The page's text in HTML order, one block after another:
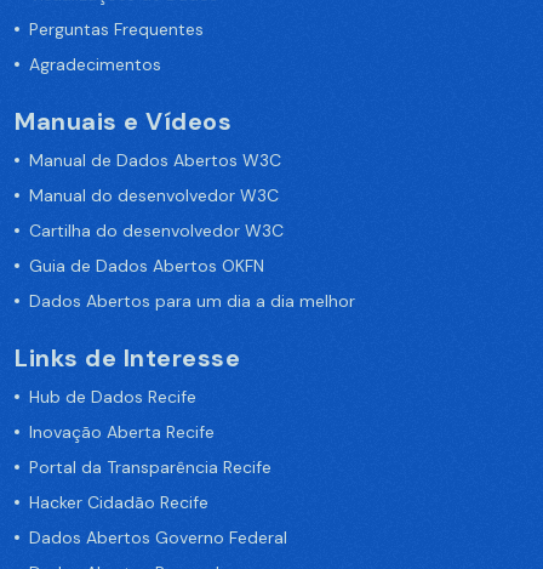
Perguntas Frequentes
Agradecimentos
Manuais e Vídeos
Manual de Dados Abertos W3C
Manual do desenvolvedor W3C
Cartilha do desenvolvedor W3C
Guia de Dados Abertos OKFN
Dados Abertos para um dia a dia melhor
Links de Interesse
Hub de Dados Recife
Inovação Aberta Recife
Portal da Transparência Recife
Hacker Cidadão Recife
Dados Abertos Governo Federal